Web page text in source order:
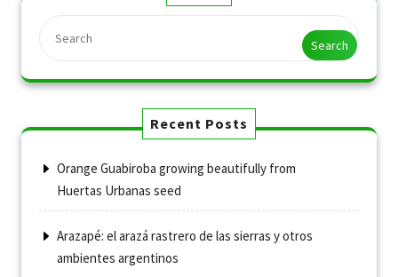
Search
Recent Posts
Orange Guabiroba growing beautifully from
Huertas Urbanas seed
Arazapé: el arazá rastrero de las sierras y otros
ambientes argentinos